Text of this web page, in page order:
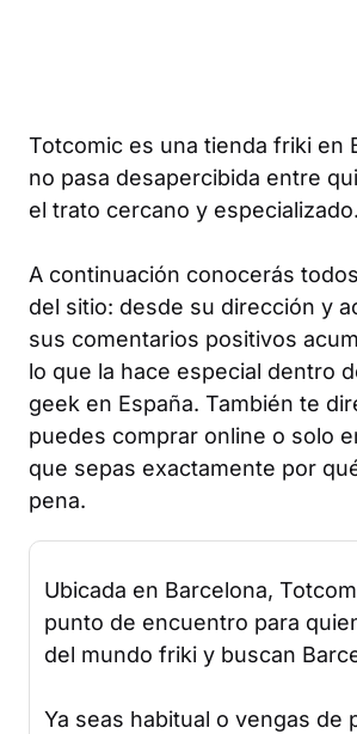
Totcomic es una tienda friki en
no pasa desapercibida entre
el trato cercano y especializado.
A continuación conocerás
del sitio: desde su dirección y
sus comentarios positivos
lo que la hace especial dentro
geek en España. También te
puedes comprar online o solo
que sepas exactamente por
pena.
Ubicada en Barcelona,
punto de encuentro para
del mundo friki y buscan
Ya seas habitual o vengas de